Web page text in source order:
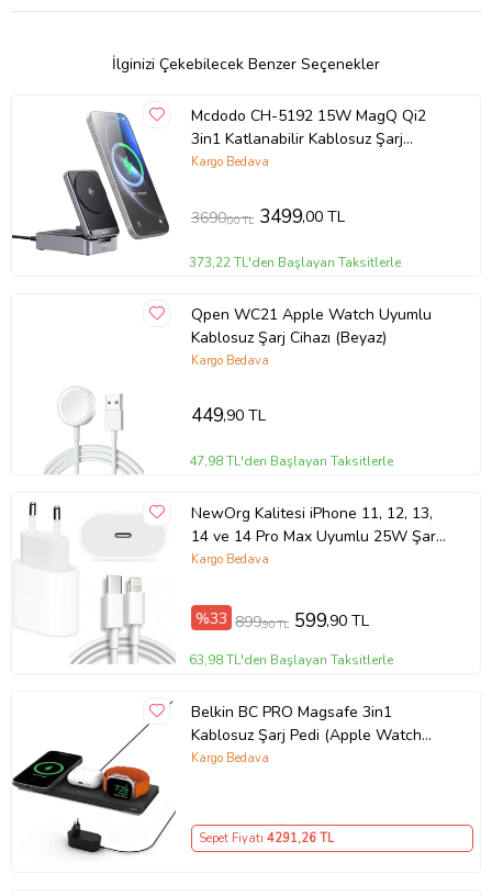
Dayanıklı Malzeme: ABS ve silikon malzemeden üretilmiştir.
Malzeme: ABS + Silikon
Giriş: 9V-2A; 12V-2A
Cep telefonu çıkışı: 15W
Kulaklık çıkışı: 5W (MAKS.)
Watch çıkışı: 2,5 W (MAKS.)
Arayüz tipi: C Tipi arayüz
Boyutlar: 24774.57.5 mm
Hızlı şarj desteği
Güvenli şarj
Katlanabilir tasarım
Dayanıklı malzeme
Geniş uyumluluk
İlginizi Çekebilecek Benzer Seçenekler
Mcdodo CH-5192 15W MagQ Qi2
3in1 Katlanabilir Kablosuz Şarj
Standı (Siyah)
Kargo Bedava
3690,00 TL 3499,00 TL
373,22 TL'den Başlayan Taksitlerle
Qpen WC21 Apple Watch Uyumlu
Kablosuz Şarj Cihazı (Beyaz)
Kargo Bedava
449,90 TL
47,98 TL'den Başlayan Taksitlerle
NewOrg Kalitesi iPhone 11, 12, 13,
14 ve 14 Pro Max Uyumlu 25W Şarj
Başlık ve USB-C To Ligtning
Kargo Bedava
%33 899,90 TL 599,90 TL
63,98 TL'den Başlayan Taksitlerle
Belkin BC PRO Magsafe 3in1
Kablosuz Şarj Pedi (Apple Watch
Series 7, 8, Ultra için Hızlı Şarj) -
Kargo Bedava
Sepet Fiyatı 4291,26 TL